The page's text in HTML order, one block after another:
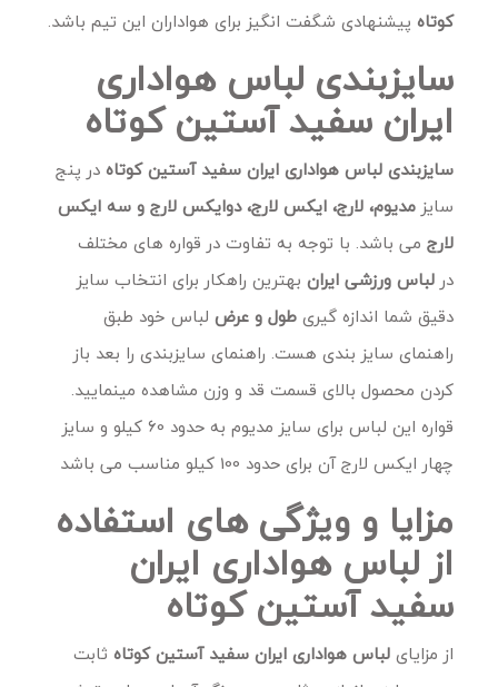
کوتاه پیشنهادی شگفت انگیز برای هواداران این تیم باشد.
سایزبندی لباس هواداری
ایران سفید آستین کوتاه
سایزبندی لباس هواداری ایران سفید آستین کوتاه در پنج
سایز مدیوم، لارج، ایکس لارج، دوایکس لارج و سه ایکس
لارج می باشد. با توجه به تفاوت در قواره های مختلف
در لباس ورزشی ایران بهترین راهکار برای انتخاب سایز
دقیق شما اندازه گیریطول و عرض لباس خود طبق
راهنمای سایز بندی هست. راهنمای سایزبندی را بعد باز
کردن محصول بالای قسمت قد و وزن مشاهده مینمایید.
قواره این لباس برای سایز مدیوم به حدود 60 کیلو و سایز
چهار ایکس لارج آن برای حدود 100 کیلو مناسب می باشد
مزایا و ویژگی های استفاده
از لباس هواداری ایران
سفید آستین کوتاه
از مزایایلباس هواداری ایران سفید آستین کوتاه ثابت